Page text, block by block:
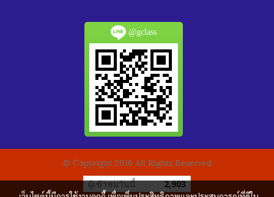
@gclass
© Copyright 2016 All Rights Reserved
ผู้เข้าชมวันนี้ 2,903